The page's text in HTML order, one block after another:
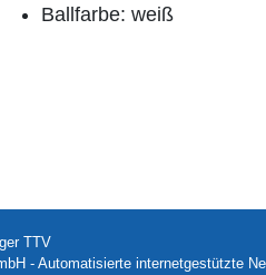
Ballfarbe: weiß
TTV
- Automatisierte internetgestützte